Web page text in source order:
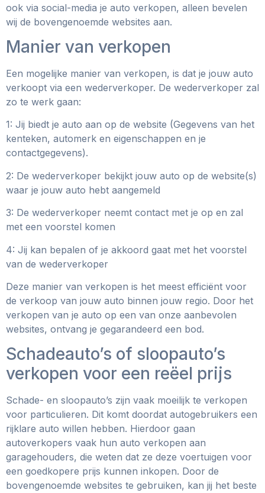
ook via social-media je auto verkopen, alleen bevelen
wij de bovengenoemde websites aan.
Manier van verkopen
Een mogelijke manier van verkopen, is dat je jouw auto
verkoopt via een wederverkoper. De wederverkoper zal
zo te werk gaan:
1: Jij biedt je auto aan op de website (Gegevens van het
kenteken, automerk en eigenschappen en je
contactgegevens).
2: De wederverkoper bekijkt jouw auto op de website(s)
waar je jouw auto hebt aangemeld
3: De wederverkoper neemt contact met je op en zal
met een voorstel komen
4: Jij kan bepalen of je akkoord gaat met het voorstel
van de wederverkoper
Deze manier van verkopen is het meest efficiënt voor
de verkoop van jouw auto binnen jouw regio. Door het
verkopen van je auto op een van onze aanbevolen
websites, ontvang je gegarandeerd een bod.
Schadeauto’s of sloopauto’s
verkopen voor een reëel prijs
Schade- en sloopauto’s zijn vaak moeilijk te verkopen
voor particulieren. Dit komt doordat autogebruikers een
rijklare auto willen hebben. Hierdoor gaan
autoverkopers vaak hun auto verkopen aan
garagehouders, die weten dat ze deze voertuigen voor
een goedkopere prijs kunnen inkopen. Door de
bovengenoemde websites te gebruiken, kan jij het beste